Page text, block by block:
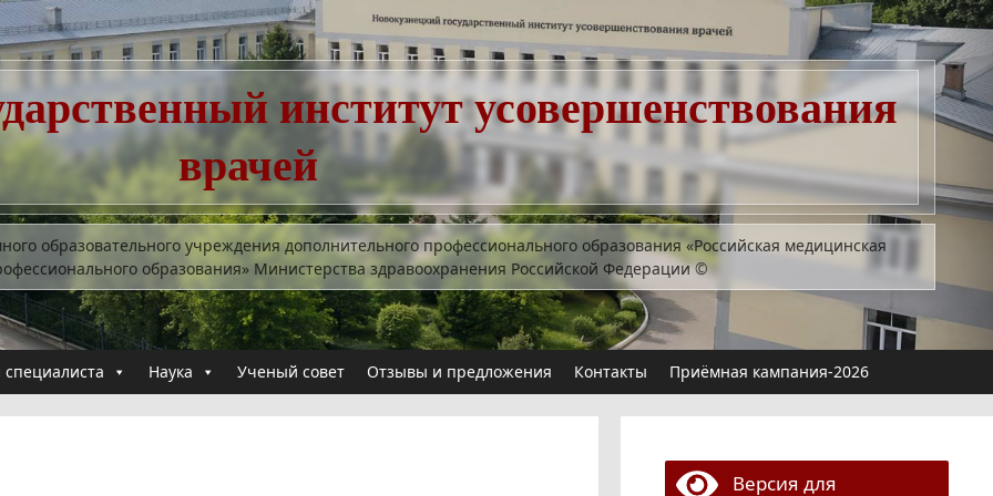
институт усовершенствования
врачей
образовательного учреждения дополнительного профессионального образования «Российская медицинская
образования» Министерства здравоохранения Российской Федерации©
Наука Ученый совет Отзывы и предложения Контакты Приёмная кампания-2026
Версия для